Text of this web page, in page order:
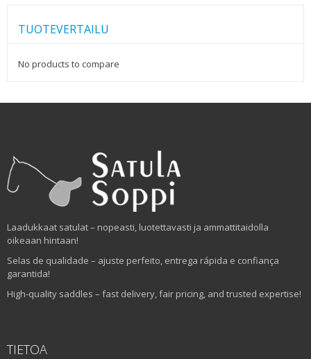
TUOTEVERTAILU
No products to compare
Laadukkaat satulat – nopeasti, luotettavasti ja ammattitaidolla
oikeaan hintaan!
Selas de qualidade – ajuste perfeito, entrega rápida e confiança
garantida!
High-quality saddles – fast delivery, fair pricing, and trusted expertise!
TIETOA